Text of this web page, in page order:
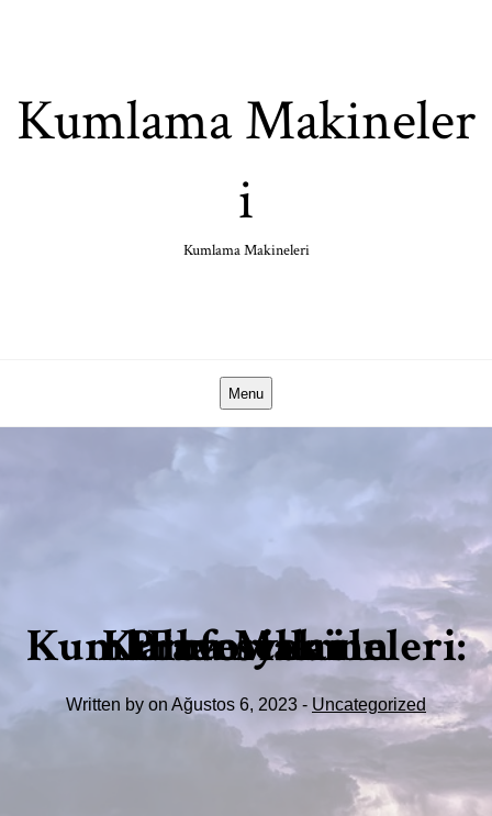
Kumlama Makineler
i
Kumlama Makineleri
Menu
Kumlama Makineleri: Profesyonel Kullanıcıların Favorileri
Written by on Ağustos 6, 2023 - Uncategorized